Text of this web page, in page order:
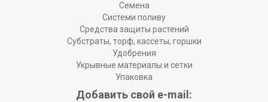
Семена
Системи поливу
Средства защиты растений
Субстраты, торф, кассеты, горшки
Удобрения
Укрывные материалы и сетки
Упаковка
Добавить свой e-mail: